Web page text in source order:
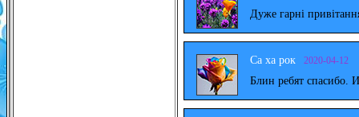
Дуже гарні
Са ха рок 2020-04-12
Блин ребят спасибо.